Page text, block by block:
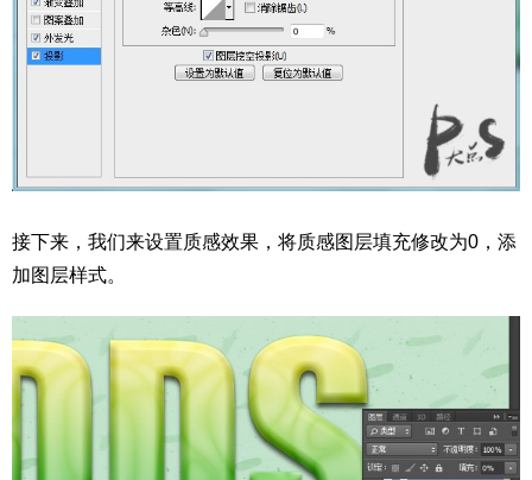
接下来，我们来设置质感效果，将质感图层填充修改为0，添
加图层样式。